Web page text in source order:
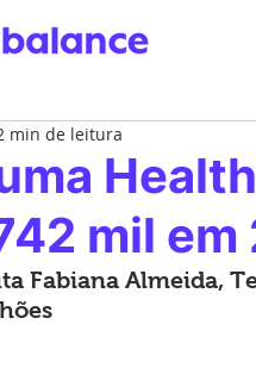
mil em
min de leitura
Fabiana Almeida,